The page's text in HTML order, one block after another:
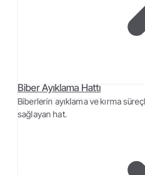
Biber Ayıklama Hattı
Biberlerin ayıklama ve kırma
sağlayan hat.